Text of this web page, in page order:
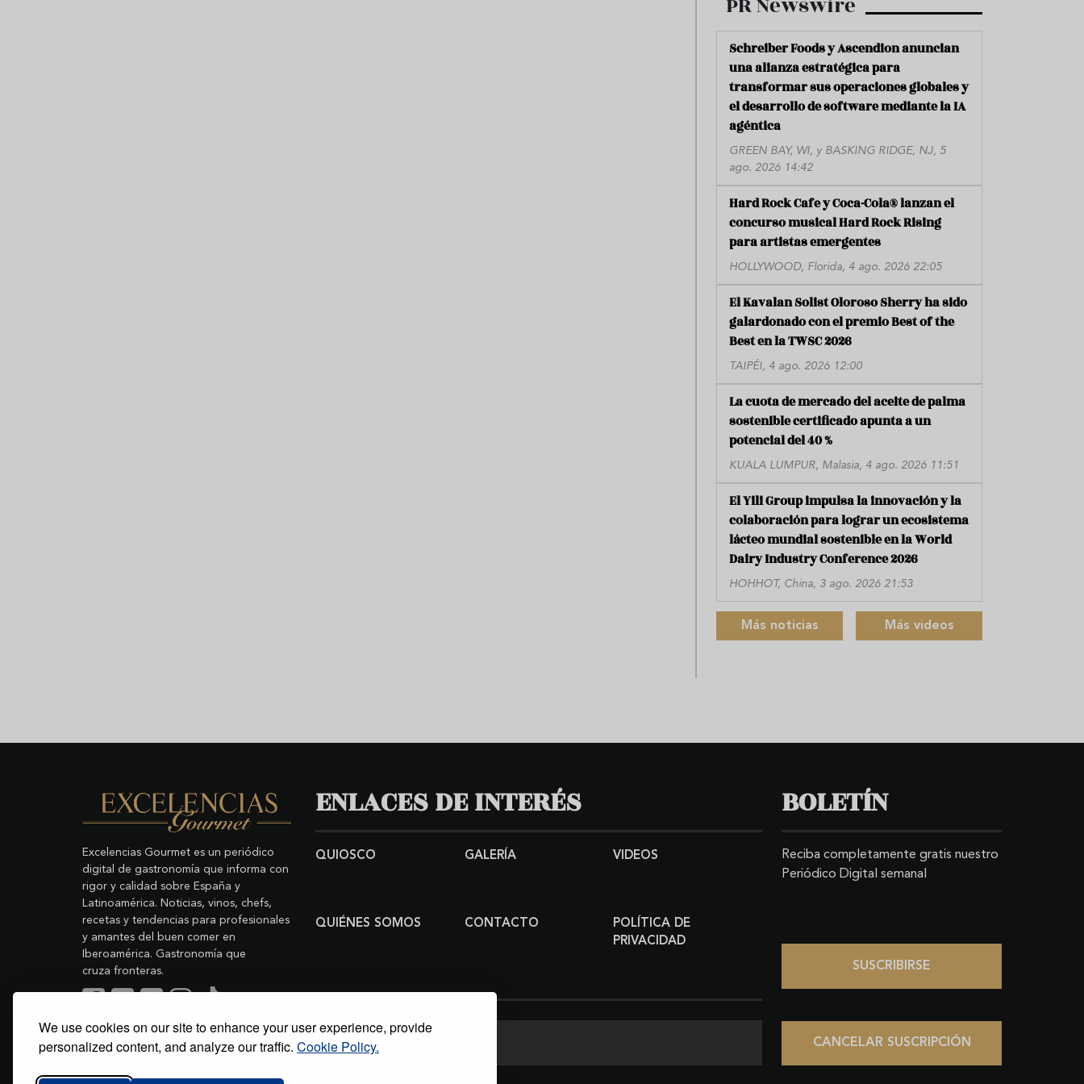
We use cookies on our site to enhance your user experience, provide
personalized content, and analyze our traffic. Cookie Policy.
Schreiber Foods y Ascendion anuncian
una alianza estratégica para
transformar sus operaciones globales y
el desarrollo de software mediante la IA
agéntica
GREEN BAY, WI, y BASKING RIDGE, NJ, 5
ago. 2026 14:42
Hard Rock Cafe y Coca-Cola® lanzan el
concurso musical Hard Rock Rising
para artistas emergentes
HOLLYWOOD, Florida, 4 ago. 2026 22:05
El Kavalan Solist Oloroso Sherry ha sido
galardonado con el premio Best of the
Best en la TWSC 2026
TAIPÉI, 4 ago. 2026 12:00
La cuota de mercado del aceite de palma
sostenible certificado apunta a un
potencial del 40 %
KUALA LUMPUR, Malasia, 4 ago. 2026 11:51
El Yili Group impulsa la innovación y la
colaboración para lograr un ecosistema
lácteo mundial sostenible en la World
Dairy Industry Conference 2026
HOHHOT, China, 3 ago. 2026 21:53
Más noticias Más videos
Excelencias Gourmet es un periódico
digital de gastronomía que informa con
rigor y calidad sobre España y
Latinoamérica. Noticias, vinos, chefs,
recetas y tendencias para profesionales
y amantes del buen comer en
Iberoamérica. Gastronomía que
cruza fronteras.
Copyright © 2011-2026 Excelencias Gourmet.
Todos los derechos reservados.
Grupo Excelencias
ENLACES DE INTERÉS
QUIOSCO GALERÍA VIDEOS
QUIÉNES SOMOS CONTACTO
POLÍTICA DE
PRIVACIDAD
Buscar
BOLETÍN
Reciba completamente gratis nuestro
Periódico Digital semanal
SUSCRIBIRSE
CANCELAR SUSCRIPCIÓN